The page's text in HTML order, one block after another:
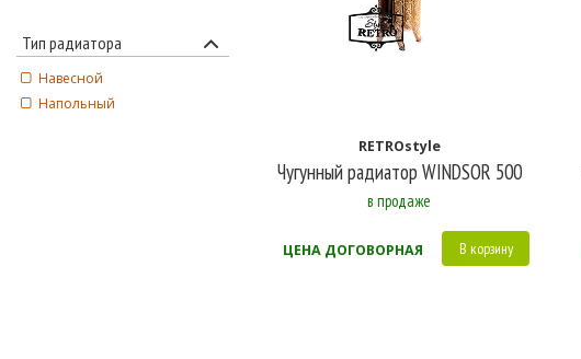
Тип радиатора
Навесной
Напольный
RETROstyle
Чугунный радиатор WINDSOR 500
в продаже
ЦЕНА ДОГОВОРНАЯ В корзину